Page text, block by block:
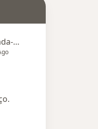
Segunda-feira